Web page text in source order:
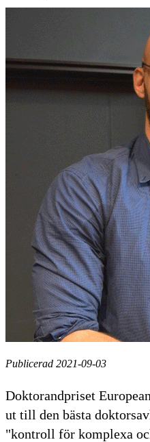
Publicerad 2021-09-03
Doktorandpriset
ut till den bästa
"kontroll för komplexa